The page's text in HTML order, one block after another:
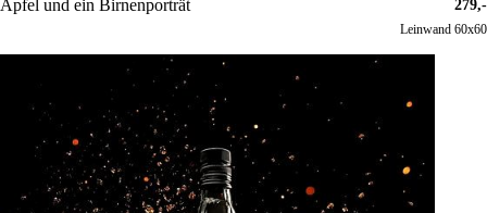
Äpfel und ein Birnenporträt 279,-
Leinwand 60x60